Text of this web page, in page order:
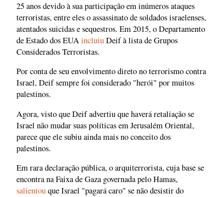
25 anos devido à sua participação em inúmeros ataques
terroristas, entre eles o assassinato de soldados israelenses,
atentados suicidas e sequestros. Em 2015, o Departamento
de Estado dos EUAincluiuDeif à lista de Grupos
Considerados Terroristas.
Por conta de seu envolvimento direto no terrorismo contra
Israel, Deif sempre foi considerado "herói" por muitos
palestinos.
Agora, visto que Deif advertiu que haverá retaliação se
Israel não mudar suas políticas em Jerusalém Oriental,
parece que ele subiu ainda mais no conceito dos
palestinos.
Em rara declaração pública, o arquiterrorista, cuja base se
encontra na Faixa de Gaza governada pelo Hamas,
salientouque Israel "pagará caro" se não desistir do